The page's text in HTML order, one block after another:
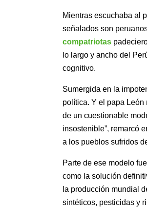
Mientras escuchaba al
señalados son
compatriotas
lo largo y ancho del
cognitivo.
Sumergida en la
política. Y el papa León
de un cuestionable
insostenible”, remarcó
a los pueblos sufridos
Parte de ese modelo
como la solución
la producción mundial
sintéticos, pesticidas y